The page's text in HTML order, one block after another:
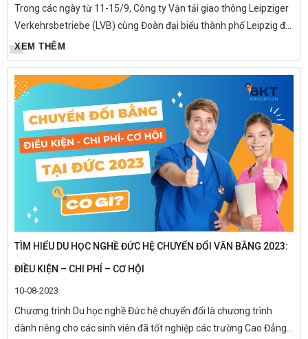
Trong các ngày từ 11-15/9, Công ty Vận tải giao thông Leipziger
Verkehrsbetriebe (LVB) cùng Đoàn đại biểu thành phố Leipzig đã
tổ chức các sự kiện, hội thảo ở nhiều địa điểm khác nhau trong...
XEM THÊM
TÌM HIỂU DU HỌC NGHỀ ĐỨC HỆ CHUYỂN ĐỔI VĂN BẰNG 2023:
ĐIỀU KIỆN – CHI PHÍ – CƠ HỘI
10-08-2023
Chương trình Du học nghề Đức hệ chuyển đổi là chương trình
dành riêng cho các sinh viên đã tốt nghiệp các trường Cao Đẳng,